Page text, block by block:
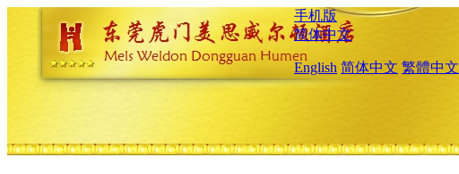
手机版
简体中文
English 简体中文 繁體中文